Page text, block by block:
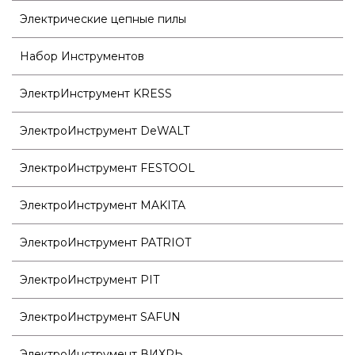
Электрические цепные пилы
Набор Инструментов
ЭлектрИнструмент KRESS
ЭлектроИнструмент DeWALT
ЭлектроИнструмент FESTOOL
ЭлектроИнструмент MAKITA
ЭлектроИнструмент PATRIOT
ЭлектроИнструмент PIT
ЭлектроИнструмент SAFUN